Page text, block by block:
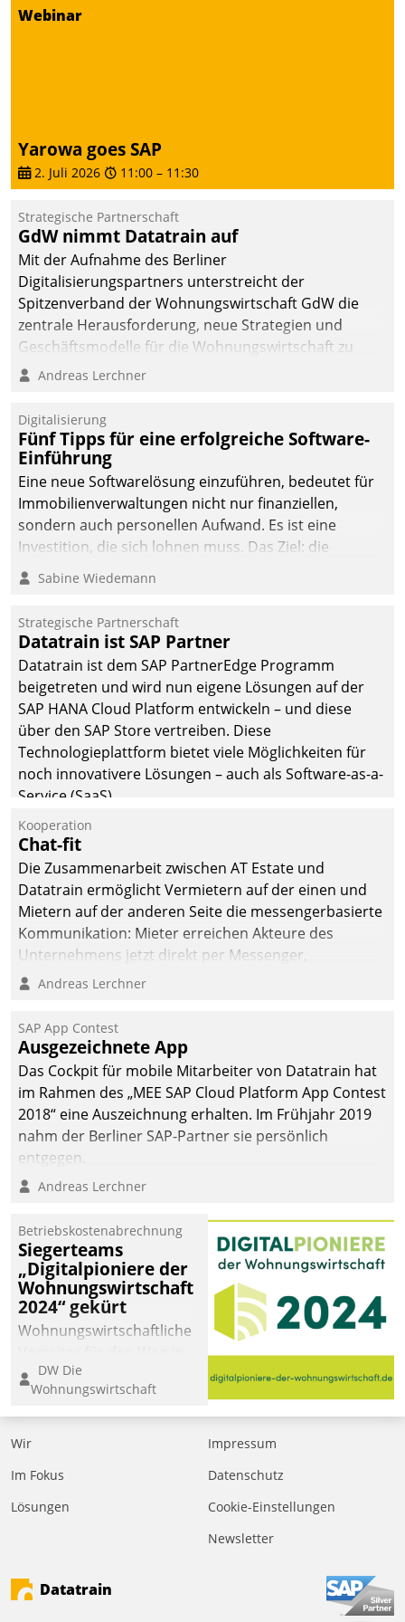
Datatrain ermöglicht
datengestützte
Entscheidungen.
Webinar
Yarowa goes SAP
2. Juli 2026 11:00 – 11:30
Strategische Partnerschaft
GdW nimmt Datatrain auf
Mit der Aufnahme des Berliner
Digitalisierungspartners unterstreicht der
Spitzenverband der Wohnungswirtschaft GdW die
zentrale Herausforderung, neue Strategien und
Geschäftsmodelle für die Wohnungswirtschaft zu
entwickeln.
Andreas Lerchner
Digitalisierung
Fünf Tipps für eine erfolgreiche Software-
Einführung
Eine neue Softwarelösung einzuführen, bedeutet für
Immobilienverwaltungen nicht nur finanziellen,
sondern auch personellen Aufwand. Es ist eine
Investition, die sich lohnen muss. Das Ziel: die
nachhaltige Optimierung der Geschäftsabläufe. Damit
dieses Ziel erreicht wird, sollten einige Grundregeln
Sabine Wiedemann
Strategische Partnerschaft
Datatrain ist SAP Partner
Datatrain ist dem SAP PartnerEdge Programm
beigetreten und wird nun eigene Lösungen auf der
SAP HANA Cloud Platform entwickeln – und diese
über den SAP Store vertreiben. Diese
Technologieplattform bietet viele Möglichkeiten für
noch innovativere Lösungen – auch als Software-as-a-
Service (SaaS).
Kooperation
Chat-fit
Die Zusammenarbeit zwischen AT Estate und
Datatrain ermöglicht Vermietern auf der einen und
Mietern auf der anderen Seite die messengerbasierte
Kommunikation: Mieter erreichen Akteure des
Unternehmens jetzt direkt per Messenger,
Mitarbeiter oder Dienstleister empfangen oder
Andreas Lerchner
SAP App Contest
Ausgezeichnete App
Das Cockpit für mobile Mitarbeiter von Datatrain hat
im Rahmen des „MEE SAP Cloud Platform App Contest
2018“ eine Auszeichnung erhalten. Im Frühjahr 2019
nahm der Berliner SAP-Partner sie persönlich
entgegen.
Andreas Lerchner
Betriebskostenabrechnung
Siegerteams
„Digitalpioniere der
Wohnungswirtschaft
2024“ gekürt
Wohnungswirtschaftliche
eine digitale Zukunft zu
finden, ist das Ziel des
Awards „Digitalpioniere
der
Bewerben können sich
dafür ein Team
DW Die
Wohnungswirtschaft
Wir
Im Fokus
Lösungen
Impressum
Datenschutz
Cookie-Einstellungen
Newsletter
Datatrain